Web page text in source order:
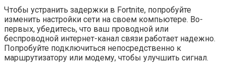
Чтобы устранить задержки в Fortnite, попробуйте
изменить настройки сети на своем компьютере. Во-
первых, убедитесь, что ваш проводной или
беспроводной интернет-канал связи работает надежно.
Попробуйте подключиться непосредственно к
маршрутизатору или модему, чтобы улучшить сигнал.